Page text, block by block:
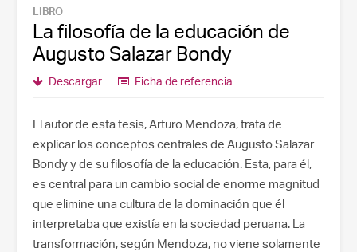
LIBRO
La filosofía de la educación de
Augusto Salazar Bondy
Descargar Ficha de referencia
El autor de esta tesis, Arturo Mendoza, trata de
explicar los conceptos centrales de Augusto Salazar
Bondy y de su filosofía de la educación. Esta, para él,
es central para un cambio social de enorme magnitud
que elimine una cultura de la dominación que él
interpretaba que existía en la sociedad peruana. La
transformación, según Mendoza, no viene solamente